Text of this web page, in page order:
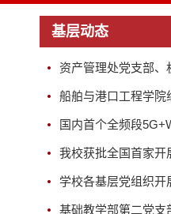
基层动态
资产管理处党支部、
船舶与港口工程学院
国内首个全频段
我校获批全国首家开
学校各基层党组织开
基础教学部第二党支